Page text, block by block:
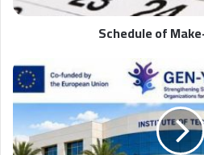
Schedule of